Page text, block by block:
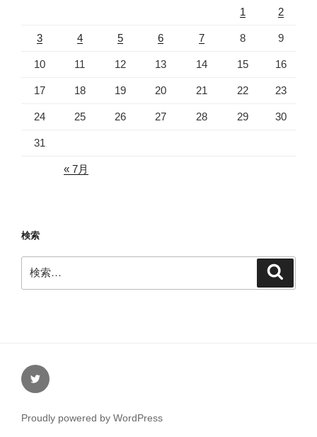
1 2
3 4 5 6 7 8 9
10 11 12 13 14 15 16
17 18 19 20 21 22 23
24 25 26 27 28 29 30
31
« 7月
検索
索:
Twitter
Proudly powered by WordPress